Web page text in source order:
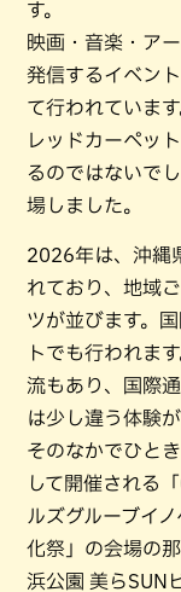
す。
映画・音楽・ア
発信するイベン
て行われていま
レッドカーペッ
るのではないで
場しました。
2026年は、沖縄
れており、地域
ツが並びます。
トでも行われま
流もあり、国際
は少し違う体験
そのなかでひと
して開催される
ルズグルーブイ
化祭」の会場の
浜公園 美らSUN